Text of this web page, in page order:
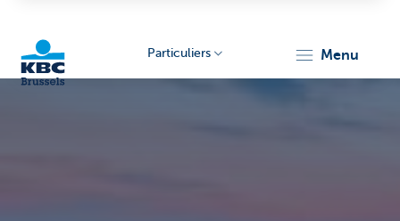
Particuliers menu